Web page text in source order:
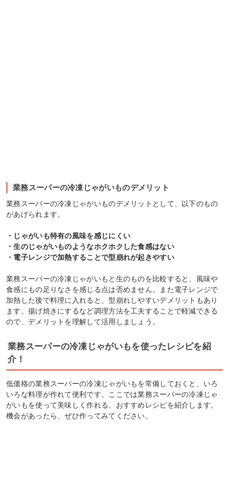
業務スーパーの冷凍じゃがいものデメリット
業務スーパーの冷凍じゃがいものデメリットとして、以下のもの
があげられます。
・じゃがいも特有の風味を感じにくい
・生のじゃがいものようなホクホクした食感はない
・電子レンジで加熱することで型崩れが起きやすい
業務スーパーの冷凍じゃがいもと生のものを比較すると、風味や
食感にもの足りなさを感じる点は否めません。また電子レンジで
加熱した後で料理に入れると、型崩れしやすいデメリットもあり
ます。揚げ焼きにするなど調理方法を工夫することで軽減できる
ので、デメリットを理解して活用しましょう。
業務スーパーの冷凍じゃがいもを使ったレシピを紹
介！
低価格の業務スーパーの冷凍じゃがいもを常備しておくと、いろ
いろな料理が作れて便利です。ここでは業務スーパーの冷凍じゃ
がいもを使って美味しく作れる、おすすめレシピを紹介します。
機会があったら、ぜひ作ってみてください。